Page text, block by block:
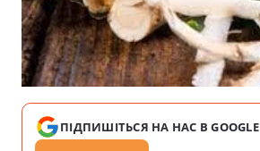
ПІДПИШІТЬСЯ НА НАС В GOOGLE